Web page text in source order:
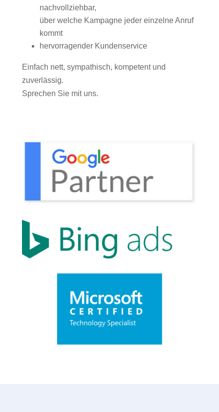
nachvollziehbar,
über welche Kampagne jeder einzelne Anruf
kommt
hervorragender Kundenservice
Einfach nett, sympathisch, kompetent und
zuverlässig.
Sprechen Sie mit uns.